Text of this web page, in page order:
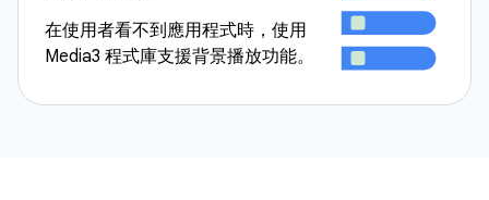
在使用者看不到應用程式時，使用
Media3 程式庫支援背景播放功能。